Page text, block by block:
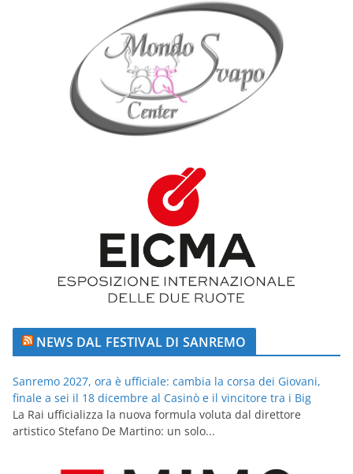
NEWS DAL FESTIVAL DI SANREMO
Sanremo 2027, ora è ufficiale: cambia la corsa dei Giovani,
finale a sei il 18 dicembre al Casinò e il vincitore tra i Big
La Rai ufficializza la nuova formula voluta dal direttore
artistico Stefano De Martino: un solo...